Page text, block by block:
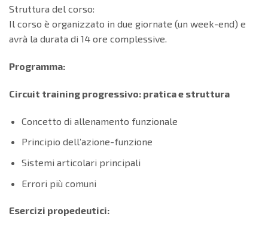
Struttura del corso:
Il corso è organizzato in due giornate (un week-end) e
avrà la durata di 14 ore complessive.
Programma:
Circuit training progressivo: pratica e struttura
Concetto di allenamento funzionale
Principio dell’azione-funzione
Sistemi articolari principali
Errori più comuni
Esercizi propedeutici: